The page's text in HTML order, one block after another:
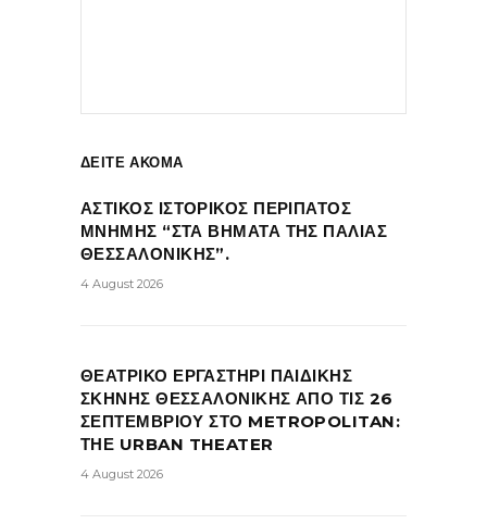
ΔΕΙΤΕ ΑΚΟΜΑ
ΑΣΤΙΚΟΣ ΙΣΤΟΡΙΚΟΣ ΠΕΡΙΠΑΤΟΣ
ΜΝΗΜΗΣ “ΣΤΑ ΒΗΜΑΤΑ ΤΗΣ ΠΑΛΙΑΣ
ΘΕΣΣΑΛΟΝΙΚΗΣ”.
4 August 2026
ΘΕΑΤΡΙΚΟ ΕΡΓΑΣΤΗΡΙ ΠΑΙΔΙΚΗΣ
ΣΚΗΝΗΣ ΘΕΣΣΑΛΟΝΙΚΗΣ ΑΠΟ ΤΙΣ 26
ΣΕΠΤΕΜΒΡΙΟΥ ΣΤΟ METROPOLITAN:
ΤΗΕ URBAN THEATER
4 August 2026